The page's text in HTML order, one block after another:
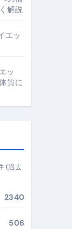
ぶコツと、失敗し
将大
解説
エッ
ッ
質に
(過去
2340
506